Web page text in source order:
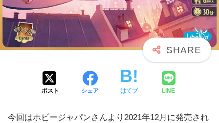
ポスト シェア はてブ LINE
今回はホビージャパンさんより2021年12月に発売され